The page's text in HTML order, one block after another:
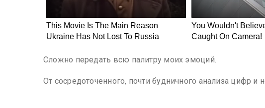
Сложно передать всю палитру моих эмоций.
От сосредоточенного, почти будничного анализа цифр